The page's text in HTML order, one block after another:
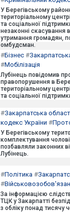
У Берегівському
територіальному
та соціальної
незаконні скасування
утримання громадян,
омбудсман.
#Бізнес #
#Мобілізація
Лубінець повідомив
правопорушення в
територіальному
та соціальної
#Закарпатська
кодекс України #
У Берегівському
комплектування
позбавляли законних
Лубінець.
#Політика #
#
За інформацією
ТЦК у Закарпатті
з обліку понад тисячу